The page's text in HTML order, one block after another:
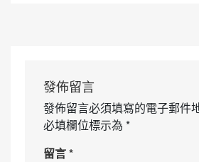
發佈留言
發佈留言必須填寫的電子郵件
必填欄位標示為 *
留言*